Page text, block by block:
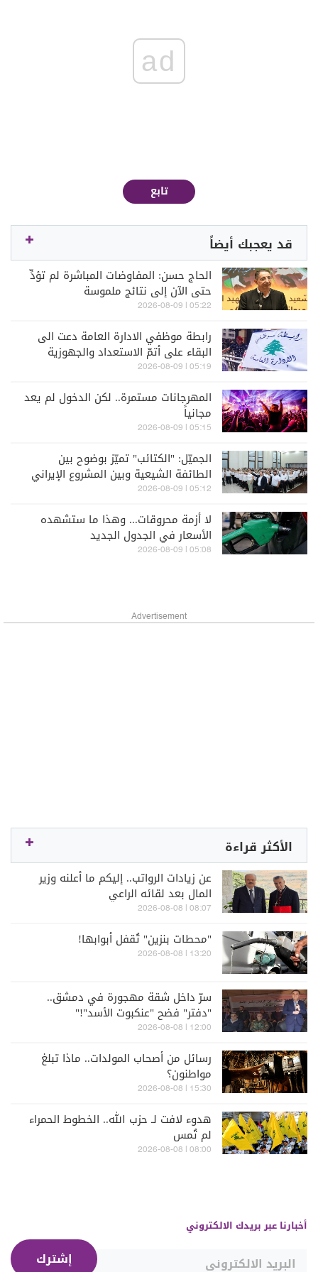
ad
تابع
قد يعجبك أيضاً
الحاج حسن: المفاوضات المباشرة لم تؤدِّ
حتى الآن إلى نتائج ملموسة
05:22 | 2026-08-09
رابطة موظفي الادارة العامة دعت الى
البقاء على أتمّ الاستعداد والجهوزية
لتنفيذ خطوات تصعيدية
05:19 | 2026-08-09
المهرجانات مستمرة.. لكن الدخول لم يعد
مجانياً
05:15 | 2026-08-09
الجميّل: "الكتائب" تميّز بوضوح بين
الطائفة الشيعية وبين المشروع الإيراني
الذي يمثله "حزب الله"
05:12 | 2026-08-09
لا أزمة محروقات... وهذا ما ستشهده
الأسعار في الجدول الجديد
05:08 | 2026-08-09
Advertisement
الأكثر قراءة
عن زيادات الرواتب.. إليكم ما أعلنه وزير
المال بعد لقائه الراعي
08:07 | 2026-08-08
"محطات بنزين" تُقفل أبوابها!
13:20 | 2026-08-08
سرّ داخل شقة مهجورة في دمشق..
"دفتر" فضح "عنكبوت الأسد"!"
12:00 | 2026-08-08
رسائل من أصحاب المولدات.. ماذا تبلغ
مواطنون؟
15:30 | 2026-08-08
هدوء لافت لـ حزب الله.. الخطوط الحمراء
لم تُمس
08:00 | 2026-08-08
أخبارنا عبر بريدك الالكتروني
إشترك